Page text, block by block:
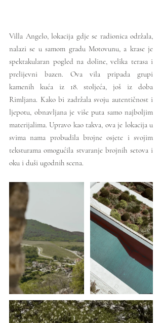
Villa Angelo, lokacija gdje se radionica održala,
nalazi se u samom gradu Motovunu, a krase je
spektakularan pogled na doline, velika terasa i
prelijevni bazen. Ova vila pripada grupi
kamenih kuća iz 18. stoljeća, još iz doba
Rimljana. Kako bi zadržala svoju autentičnost i
ljepotu, obnavljana je više puta samo najboljim
materijalima. Upravo kao takva, ova je lokacija u
svima nama probudila brojne osjete i svojim
teksturama omogućila stvaranje brojnih setova i
oku i duši ugodnih scena.